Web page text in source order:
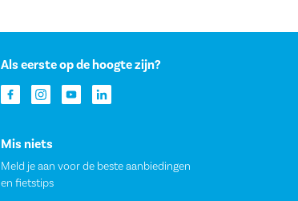
Als eerste op de hoogte zijn?
Mis niets
Meld je aan voor de beste aanbiedingen
en fietstips